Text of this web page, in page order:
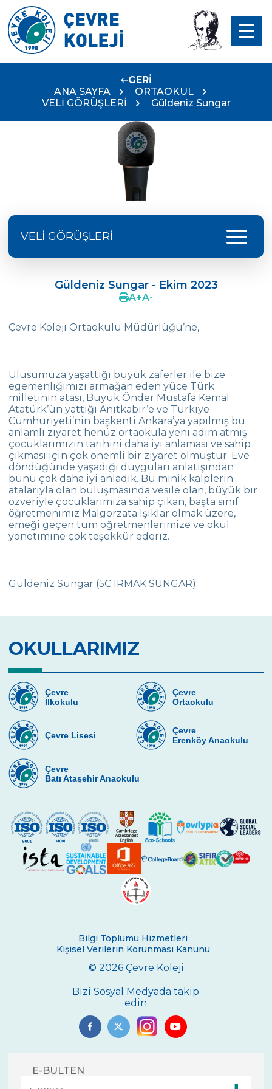
GERİ
ANA SAYFA
ORTAOKUL
VELİ GÖRÜŞLERİ
Güldeniz Sungar
VELİ GÖRÜŞLERİ menu
Melek TAŞTAN TÜYSÜZ
Sumru ECER
Dilek GÜL
M. Faruk GÜL
Sevgen ERALP
Ebru ERGÜN
Pelin SARPKAN TOYKOÇ
Alper ULUSOY
Mustafa KIN
Tugce Tuzkaya
Güldeniz Sungar
Göknil Yaman
Çiğdem Ünver (Ilgın Ünver)
Ahu Güreli (Gülce Güreli-Zeynep Güreli)
Menekşe Sınmaz (Damla Sınmaz)
Fatih Şahin - Zeynep Nur Şahin
Aliya Noor
Nalan Atilla Tuncel - Atahan Tuncel
Arzu Yunus - Işık Alara Yunus
Esra Koraltan - Simge Koraltan
Seyide Taşkur - Vatan Taşkur
Pelin Dinar - Selin Dinar
Nilgün Ekşi Can -Utku Can
Osman Yeşil -Duygu Yeşil
Özlem Tuğsuz - Şimal Tuğsuz Sınıfı
Güldeniz Sungar - Ekim 2023
A+A-
Çevre Koleji Ortaokulu Müdürlüğü’ne,
Ulusumuza yaşattığı büyük zaferler ile bize
egemenliğimizi armağan eden yüce Türk
milletinin atası, Büyük Önder Mustafa Kemal
Atatürk’ün yattığı Anıtkabir’e ve Türkiye
Cumhuriyeti’nin başkenti Ankara’ya yapılmış bu
anlamlı ziyaret henüz ortaokula yeni adım atmış
çocuklarımızın tarihini daha iyi anlaması ve sahip
çıkması için çok önemli bir ziyaret olmuştur. Eve
döndüğünde yaşadığı duyguları anlatışından
bunu çok daha iyi anladık. Bu minik kalplerin
atalarıyla olan buluşmasında vesile olan, büyük bir
özveriyle çocuklarımıza sahip çıkan, başta sınıf
öğretmenimiz Malgorzata Işıklar olmak üzere,
emeği geçen tüm öğretmenlerimize ve okul
yönetimine çok teşekkür ederiz.
Güldeniz Sungar (5C IRMAK SUNGAR)
OKULLARIMIZ
Çevre
İlkokulu
Çevre
Ortaokulu
Çevre Lisesi
Çevre
Erenköy Anaokulu
Çevre
Batı Ataşehir Anaokulu
Bilgi Toplumu Hizmetleri
Kişisel Verilerin Korunması Kanunu
© 2026 Çevre Koleji
Bizi Sosyal Medyada takip
edin
E-BÜLTEN